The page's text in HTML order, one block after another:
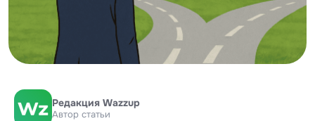
Редакция Wazzup
Автор статьи